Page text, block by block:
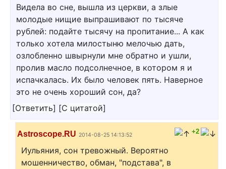
Видела во сне, вышла из церкви, а злые
молодые нищие выпрашивают по тысяче
рублей: подайте тысячу на пропитание... А как
только хотела милостыню мелочью дать,
озлобленно швырнули мне обратно и ушли,
пролив масло подсолнечное, в котором я и
испачкалась. Их было человек пять. Наверное
это не очень хороший сон, да?
[Ответить] [С цитатой]
Astroscope.RU 2014-08-25 14:13:52 +2
Иульяния, сон тревожный. Вероятно
мошенничество, обман, "подстава", в